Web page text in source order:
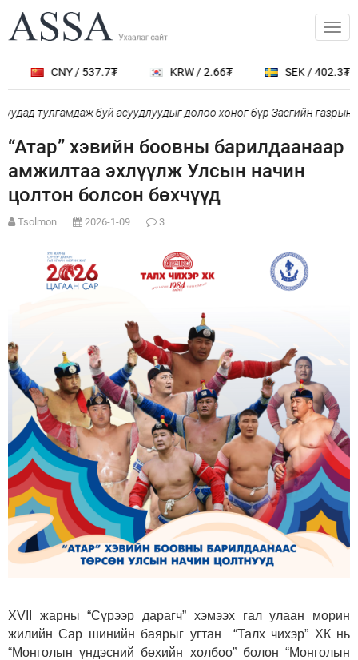
CNY / 537.7₮ KRW / 2.66₮ SEK / 402.3₮
тулгамдаж буй асуудлуудыг долоо хоног бүр Засгийн газрын
“Атар” хэвийн боовны барилдаанаар
амжилтаа эхлүүлж Улсын начин
цолтон болсон бөхчүүд
Tsolmon 2026-1-09 3
XVII жарны “Сүрээр дарагч” хэмээх гал улаан морин
жилийн Сар шинийн баярыг угтан “Талх чихэр” ХК нь
“Монголын үндэсний бөхийн холбоо” болон “Монголын